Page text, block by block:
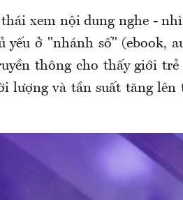
xem nội dung nghe -
yếu ở "nhánh số" (ebook,
thông cho thấy giới trẻ
lượng và tần suất tăng lên